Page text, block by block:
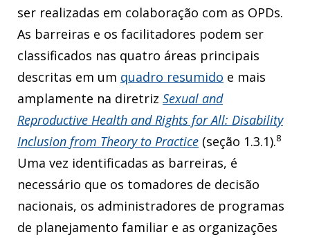
ser realizadas em colaboração com as OPDs.
As barreiras e os facilitadores podem ser
classificados nas quatro áreas principais
descritas em um quadro resumido e mais
amplamente na diretriz Sexual and
Reproductive Health and Rights for All: Disability
Inclusion from Theory to Practice (seção 1.3.1).8
Uma vez identificadas as barreiras, é
necessário que os tomadores de decisão
nacionais, os administradores de programas
de planejamento familiar e as organizações